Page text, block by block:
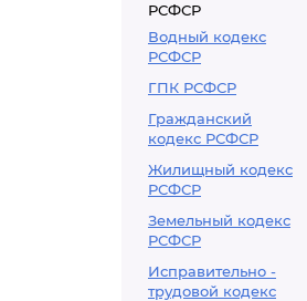
РСФСР
Водный кодекс
РСФСР
ГПК РСФСР
Гражданский
кодекс РСФСР
Жилищный кодекс
РСФСР
Земельный кодекс
РСФСР
Исправительно -
трудовой кодекс